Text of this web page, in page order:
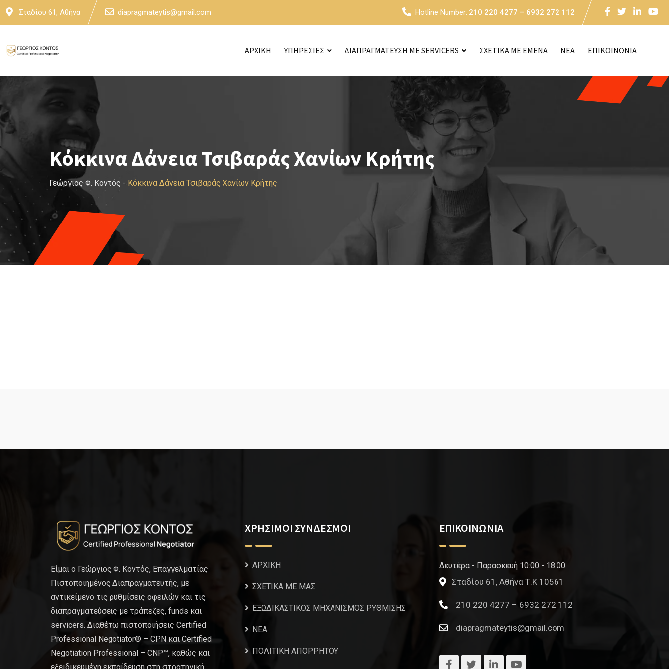
Skip
Σταδίου 61, Αθήνα diapragmateytis@gmail.com Hotline Number: 210 220 4277 – 6932 272 112
ΑΡΧΙΚΗ ΥΠΗΡΕΣΙΕΣ ΔΙΑΠΡΑΓΜΑΤΕΥΣΗ ΜΕ SERVICERS ΣΧΕΤΙΚΑ ΜΕ ΕΜΕΝΑ NEA ΕΠΙΚΟΙΝΩΝΙΑ
Κόκκινα Δάνεια Τσιβαράς Χανίων Κρήτης
Γεώργιος Φ. Κοντός - Κόκκινα Δάνεια Τσιβαράς Χανίων Κρήτης
Είμαι ο Γεώργιος Φ. Κοντός, Επαγγελματίας
Πιστοποιημένος Διαπραγματευτής, με
αντικείμενο τις ρυθμίσεις οφειλών και τις
διαπραγματεύσεις με τράπεζες, funds και
servicers. Διαθέτω πιστοποιήσεις Certified
Professional Negotiator® – CPN και Certified
Negotiation Professional – CNP™, καθώς και
εξειδικευμένη εκπαίδευση στη στρατηγική
ΧΡΗΣΙΜΟΙ ΣΥΝΔΕΣΜΟΙ
ΑΡΧΙΚΗ
ΣΧΕΤΙΚΑ ΜΕ ΜΑΣ
ΕΞΩΔΙΚΑΣΤΙΚΟΣ ΜΗΧΑΝΙΣΜΟΣ ΡΥΘΜΙΣΗΣ
NEA
ΠΟΛΙΤΙΚΗ ΑΠΟΡΡΗΤΟΥ
ΕΠΙΚΟΙΝΩΝΙΑ
Δευτέρα - Παρασκευή 10:00 - 18:00
Σταδίου 61, Αθήνα Τ.Κ 10561
210 220 4277 – 6932 272 112
diapragmateytis@gmail.com